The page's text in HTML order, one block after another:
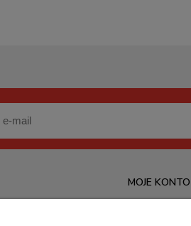
MOJE KONTO